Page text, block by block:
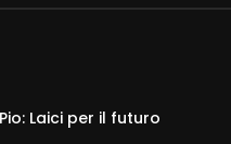
Laici per il futuro